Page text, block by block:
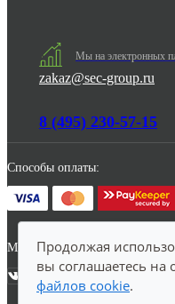
Мы на электронных
zakaz@sec-group.ru
8 (495) 230-57-15
Способы оплаты:
Мы в соцсетях:
Продолжая
вы соглашаетесь на
файлов cookie.